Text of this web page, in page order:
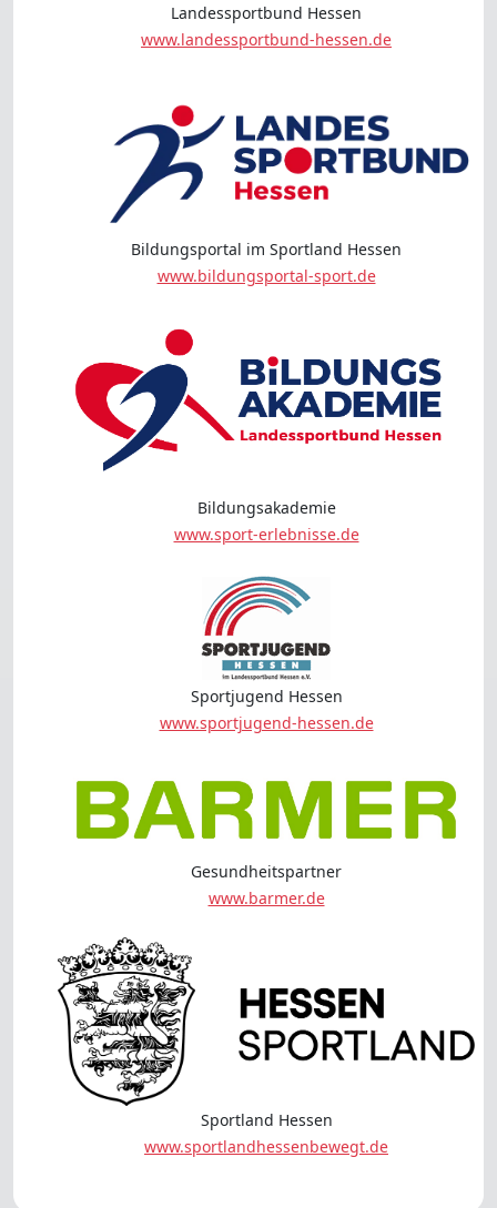
Landessportbund Hessen
www.landessportbund-hessen.de
Bildungsportal im Sportland Hessen
www.bildungsportal-sport.de
Bildungsakademie
www.sport-erlebnisse.de
Sportjugend Hessen
www.sportjugend-hessen.de
Gesundheitspartner
www.barmer.de
Sportland Hessen
www.sportlandhessenbewegt.de